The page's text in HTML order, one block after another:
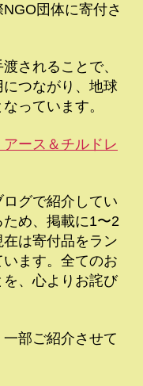
団体に寄付さ
されることで、
つながり、地球
っています。
アース＆チルドレ
グで紹介してい
め、掲載に1〜2
は寄付品をラン
ます。全てのお
、心よりお詫び
部ご紹介させて